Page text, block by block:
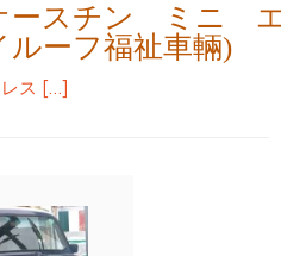
ースチン ミニ エ
ルーフ福祉車輛)
ス […]